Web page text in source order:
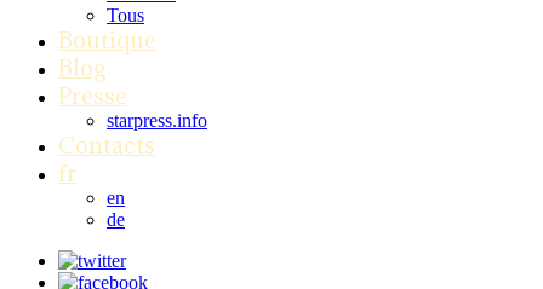
Tous
Boutique
Blog
Presse
starpress.info
Contacts
fr
en
de